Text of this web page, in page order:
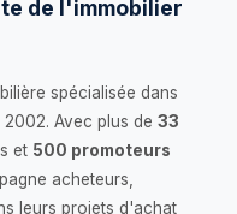
de l'immobilier
spécialisée dans
2002. Avec plus de 33
et 500 promoteurs
acheteurs,
leurs projets d'achat